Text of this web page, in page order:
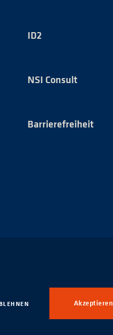
ID2
NSI Consult
Barrierefreiheit
Akzeptieren